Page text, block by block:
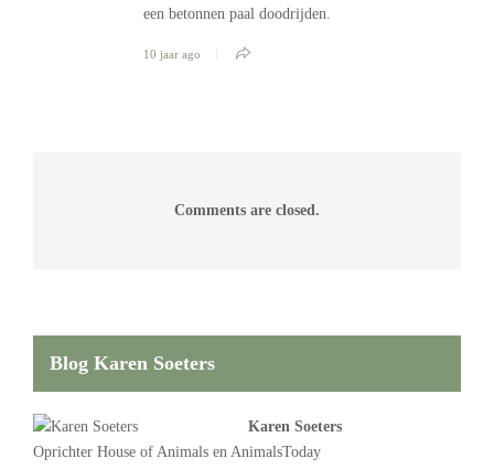
een betonnen paal doodrijden.
10 jaar ago
Comments are closed.
Blog Karen Soeters
Karen Soeters
Oprichter House of Animals en AnimalsToday